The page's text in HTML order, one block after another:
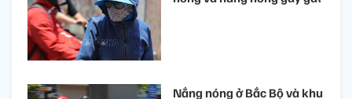
Nắng nóng ở Bắc Bộ và khu